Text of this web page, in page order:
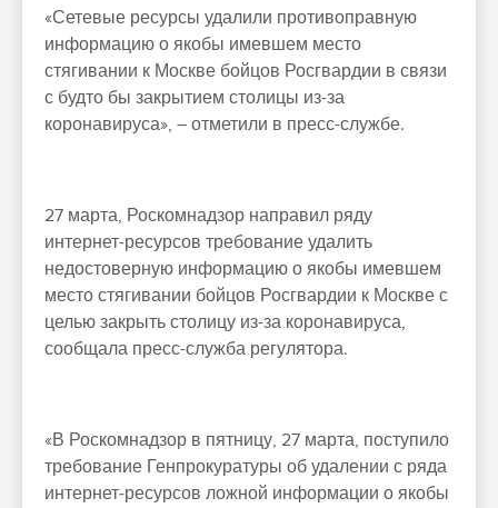
«Сетевые ресурсы удалили противоправную
информацию о якобы имевшем место
стягивании к Москве бойцов Росгвардии в связи
с будто бы закрытием столицы из-за
коронавируса», – отметили в пресс-службе.
27 марта, Роскомнадзор направил ряду
интернет-ресурсов требование удалить
недостоверную информацию о якобы имевшем
место стягивании бойцов Росгвардии к Москве с
целью закрыть столицу из-за коронавируса,
сообщала пресс-служба регулятора.
«В Роскомнадзор в пятницу, 27 марта, поступило
требование Генпрокуратуры об удалении с ряда
интернет-ресурсов ложной информации о якобы